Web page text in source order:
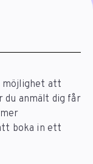
möjlighet att
du anmält dig får
boka in ett